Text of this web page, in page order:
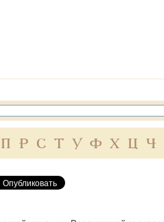
П Р С Т У Ф Х Ц Ч